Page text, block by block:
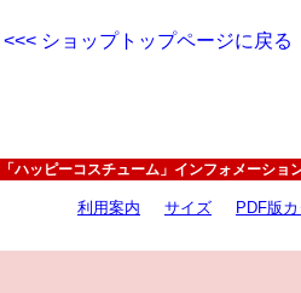
<<< ショップトップページに戻る
「ハッピーコスチューム」インフォメーショ
利用案内 サイズ PDF版